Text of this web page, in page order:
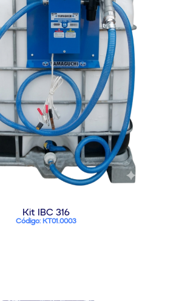
Kit IBC 316
Código: KT01.0003